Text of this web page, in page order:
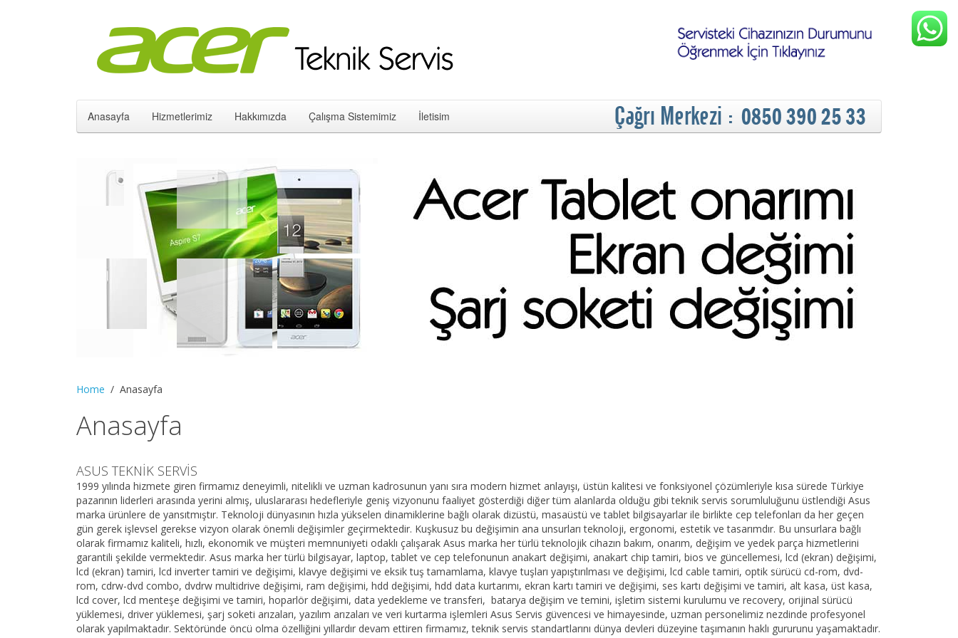
Anasayfa Hizmetlerimiz Hakkımızda Çalışma Sistemimiz İletisim
Home Anasayfa
Anasayfa
ASUS TEKNİK SERVİS
1999 yılında hizmete giren firmamız deneyimli, nitelikli ve uzman kadrosunun yanı sıra modern hizmet anlayışı, üstün kalitesi ve fonksiyonel çözümleriyle kısa sürede Türkiye
pazarının liderleri arasında yerini almış, uluslararası hedefleriyle geniş vizyonunu faaliyet gösterdiği diğer tüm alanlarda olduğu gibi teknik servis sorumluluğunu üstlendiği Asus
marka ürünlere de yansıtmıştır. Teknoloji dünyasının hızla yükselen dinamiklerine bağlı olarak dizüstü, masaüstü ve tablet bilgisayarlar ile birlikte cep telefonları da her geçen
gün gerek işlevsel gerekse vizyon olarak önemli değişimler geçirmektedir. Kuşkusuz bu değişimin ana unsurları teknoloji, ergonomi, estetik ve tasarımdır. Bu unsurlara bağlı
olarak firmamız kaliteli, hızlı, ekonomik ve müşteri memnuniyeti odaklı çalışarak Asus marka her türlü teknolojik cihazın bakım, onarım, değişim ve yedek parça hizmetlerini
garantili şekilde vermektedir. Asus marka her türlü bilgisayar, laptop, tablet ve cep telefonunun anakart değişimi, anakart chip tamiri, bios ve güncellemesi, lcd (ekran) değişimi,
lcd (ekran) tamiri, lcd inverter tamiri ve değişimi, klavye değişimi ve eksik tuş tamamlama, klavye tuşları yapıştırılması ve değişimi, lcd cable tamiri, optik sürücü cd-rom, dvd-
rom, cdrw-dvd combo, dvdrw multidrive değişimi, ram değişimi, hdd değişimi, hdd data kurtarımı, ekran kartı tamiri ve değişimi, ses kartı değişimi ve tamiri, alt kasa, üst kasa,
lcd cover, lcd menteşe değişimi ve tamiri, hoparlör değişimi, data yedekleme ve transferi, batarya değişim ve temini, işletim sistemi kurulumu ve recovery, orijinal sürücü
yüklemesi, driver yüklemesi, şarj soketi arızaları, yazılım arızaları ve veri kurtarma işlemleri Asus Servis güvencesi ve himayesinde, uzman personelimiz nezdinde profesyonel
olarak yapılmaktadır. Sektöründe öncü olma özelliğini yıllardır devam ettiren firmamız, teknik servis standartlarını dünya devleri düzeyine taşımanın haklı gururunu yaşamaktadır.